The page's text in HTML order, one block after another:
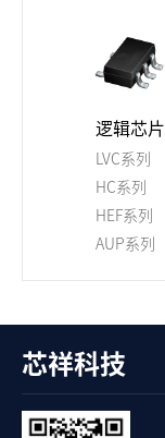
逻辑芯片
LVC系列
HC系列
HEF系列
AUP系列
芯祥科技